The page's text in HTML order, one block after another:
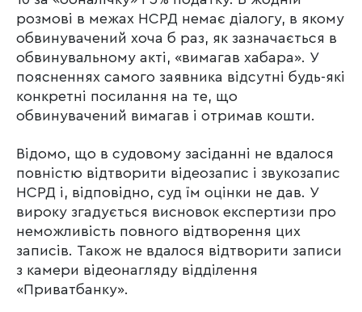
розмові в межах НСРД немає діалогу, в якому
обвинувачений хоча б раз, як зазначається в
обвинувальному акті, «вимагав хабара». У
поясненнях самого заявника відсутні будь-які
конкретні посилання на те, що
обвинувачений вимагав і отримав кошти.
Відомо, що в судовому засіданні не вдалося
повністю відтворити відеозапис і звукозапис
НСРД і, відповідно, суд їм оцінки не дав. У
вироку згадується висновок експертизи про
неможливість повного відтворення цих
записів. Також не вдалося відтворити записи
з камери відеонагляду відділення
«Приватбанку».